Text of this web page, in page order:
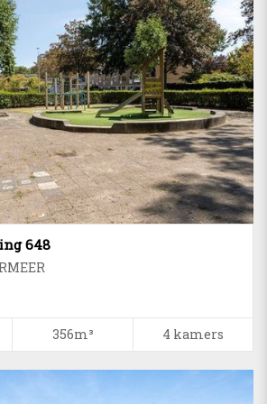
648
356m³ 4 kamers